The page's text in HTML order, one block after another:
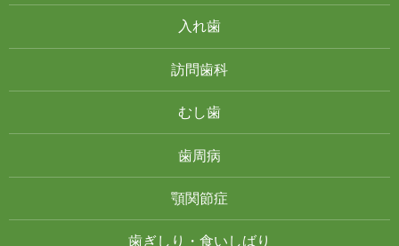
入れ歯
訪問歯科
むし歯
歯周病
顎関節症
歯ぎしり・食いしばり